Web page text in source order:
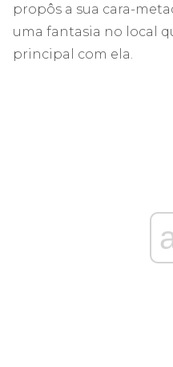
propôs a sua cara-
uma fantasia no local
principal com ela.